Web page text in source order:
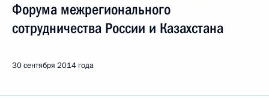
Форума межрегионального
сотрудничества России и Казахстана
30 сентября 2014 года